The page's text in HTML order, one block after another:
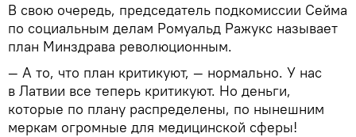
В свою очередь, председатель подкомиссии Сейма
по социальным делам Ромуальд Ражукс называет
план Минздрава революционным.
— А то, что план критикуют, — нормально. У нас
в Латвии все теперь критикуют. Но деньги,
которые по плану распределены, по нынешним
меркам огромные для медицинской сферы!